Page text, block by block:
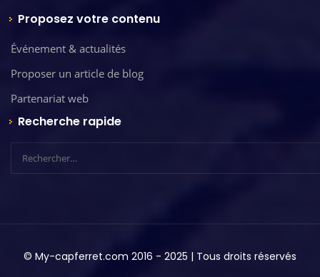
Proposez votre contenu
Événement & actualités
Proposer un article de blog
Partenariat web
Recherche rapide
© My-capferret.com 2016 - 2025 | Tous droits réservés